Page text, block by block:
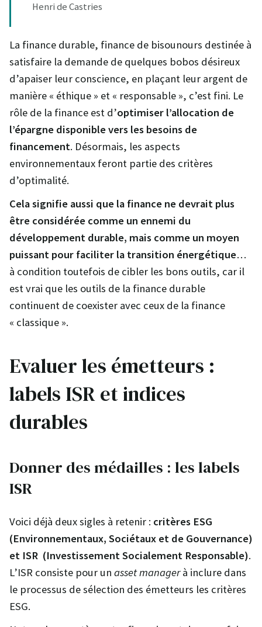
Henri de Castries
La finance durable, finance de bisounours destinée à
satisfaire la demande de quelques bobos désireux
d’apaiser leur conscience, en plaçant leur argent de
manière « éthique » et « responsable », c’est fini. Le
rôle de la finance est d’optimiser l’allocation de
l’épargne disponible vers les besoins de
financement. Désormais, les aspects
environnementaux feront partie des critères
d’optimalité.
Cela signifie aussi que la finance ne devrait plus
être considérée comme un ennemi du
développement durable, mais comme un moyen
puissant pour faciliter la transition énergétique…
à condition toutefois de cibler les bons outils, car il
est vrai que les outils de la finance durable
continuent de coexister avec ceux de la finance
« classique ».
Evaluer les émetteurs :
labels ISR et indices
durables
Donner des médailles : les labels
ISR
Voici déjà deux sigles à retenir : critères ESG
(Environnementaux, Sociétaux et de Gouvernance)
et ISR (Investissement Socialement Responsable).
L’ISR consiste pour un asset managerà inclure dans
le processus de sélection des émetteurs les critères
ESG.